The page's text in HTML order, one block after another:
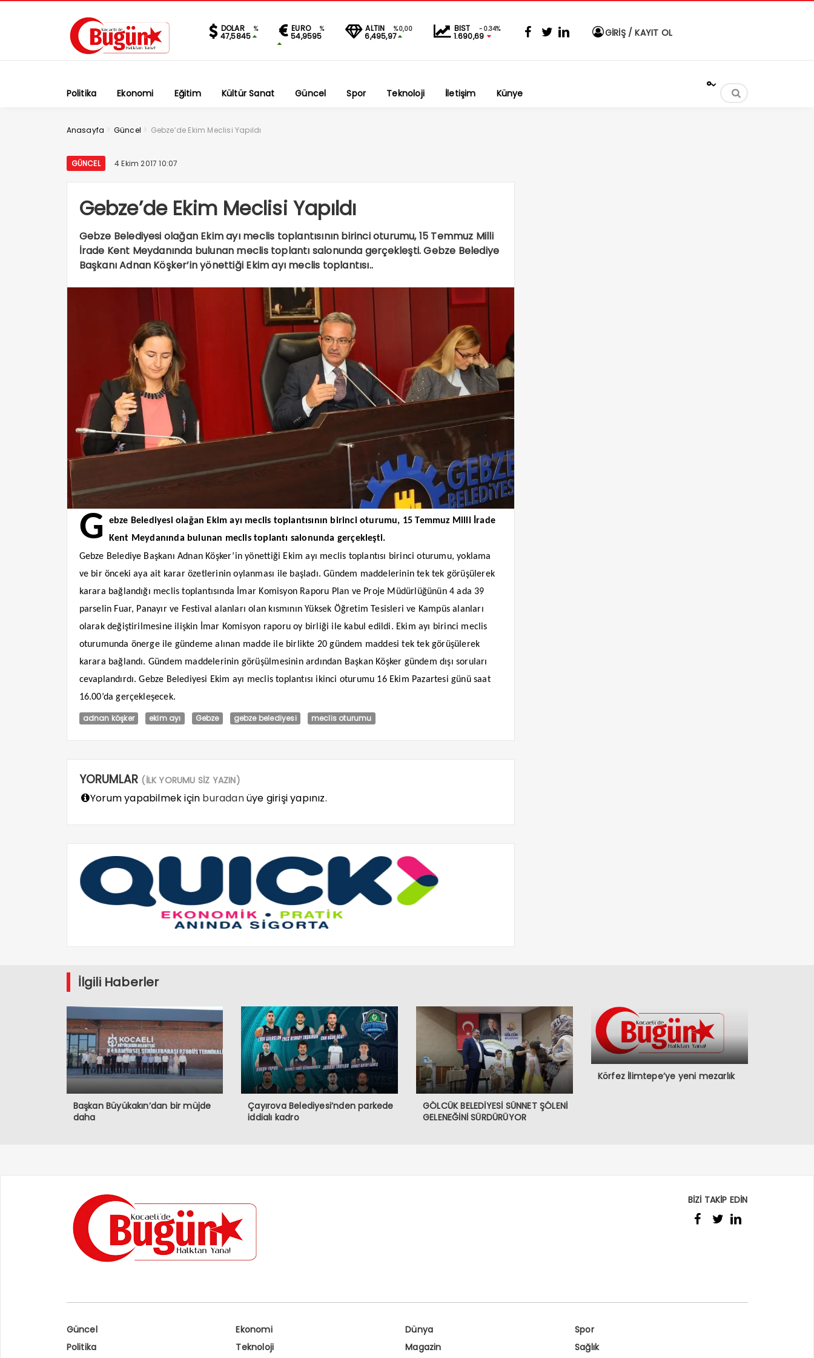
DOLAR %
47,5845
EURO %
54,9595
ALTIN %0,00
6,495,97
BIST -0.34%
1.690,69 GİRİŞ / KAYIT OL
Politika Ekonomi Eğitim Kültür Sanat Güncel Spor Teknoloji İletişim Künye
°
Anasayfa > Güncel > Gebze’de Ekim Meclisi Yapıldı
GÜNCEL 4 Ekim 2017 10:07
Gebze’de Ekim Meclisi Yapıldı
Gebze Belediyesi olağan Ekim ayı meclis toplantısının birinci oturumu, 15 Temmuz Milli
İrade Kent Meydanında bulunan meclis toplantı salonunda gerçekleşti. Gebze Belediye
Başkanı Adnan Köşker’in yönettiği Ekim ayı meclis toplantısı..
G
ebze Belediyesi olağan Ekim ayı meclis toplantısının birinci oturumu, 15 Temmuz Milli İrade
Kent Meydanında bulunan meclis toplantı salonunda gerçekleşti.
Gebze Belediye Başkanı Adnan Köşker’in yönettiği Ekim ayı meclis toplantısı birinci oturumu, yoklama
ve bir önceki aya ait karar özetlerinin oylanması ile başladı. Gündem maddelerinin tek tek görüşülerek
karara bağlandığı meclis toplantısında İmar Komisyon Raporu Plan ve Proje Müdürlüğünün 4 ada 39
parselin Fuar, Panayır ve Festival alanları olan kısmının Yüksek Öğretim Tesisleri ve Kampüs alanları
olarak değiştirilmesine ilişkin İmar Komisyon raporu oy birliği ile kabul edildi. Ekim ayı birinci meclis
oturumunda önerge ile gündeme alınan madde ile birlikte 20 gündem maddesi tek tek görüşülerek
karara bağlandı. Gündem maddelerinin görüşülmesinin ardından Başkan Köşker gündem dışı soruları
cevaplandırdı. Gebze Belediyesi Ekim ayı meclis toplantısı ikinci oturumu 16 Ekim Pazartesi günü saat
16.00’da gerçekleşecek.
adnan köşker ekim ayı Gebze gebze belediyesi meclis oturumu
YORUMLAR (İLK YORUMU SİZ YAZIN)
Yorum yapabilmek için buradanüye girişi yapınız.
İlgili Haberler
Başkan Büyükakın’dan bir müjde
daha
Çayırova Belediyesi’nden parkede
iddialı kadro
GÖLCÜK BELEDİYESİ SÜNNET ŞÖLENİ
GELENEĞİNİ SÜRDÜRÜYOR
Körfez İlimtepe’ye yeni mezarlık
BİZİ TAKİP EDİN
Güncel Ekonomi Dünya
Spor
Politika
Teknoloji Magazin Sağlık